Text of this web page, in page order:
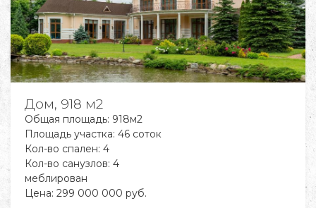
Дом, 918 м2
Общая площадь: 918м2
Площадь участка: 46 соток
Кол-во спален: 4
Кол-во санузлов: 4
меблирован
Цена: 299 000 000 руб.